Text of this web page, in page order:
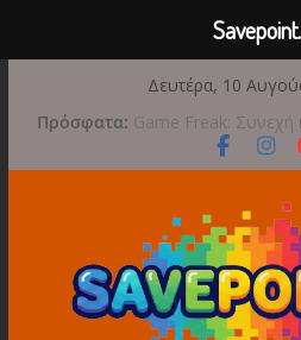
περιεχόμενο
Δευτέρα, 10
Πρόσφατα: Game Freak:
Reincarnation μετά
Μια φωτογραφική
Διασχίστε τους
Skies αυτό το
Διακοπές και
Έρχεται 1η